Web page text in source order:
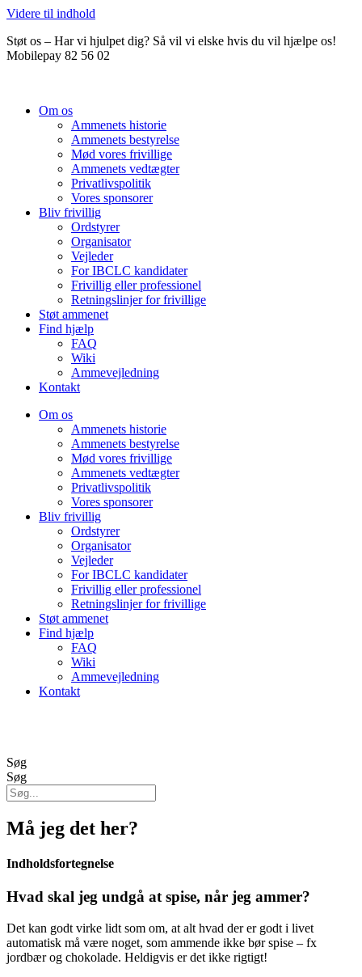
Videre til indhold
Støt os – Har vi hjulpet dig? Så vil vi elske hvis du vil hjælpe os!
Mobilepay 82 56 02
Om os
Ammenets historie
Ammenets bestyrelse
Mød vores frivillige
Ammenets vedtægter
Privatlivspolitik
Vores sponsorer
Bliv frivillig
Ordstyrer
Organisator
Vejleder
For IBCLC kandidater
Frivillig eller professionel
Retningslinjer for frivillige
Støt ammenet
Find hjælp
FAQ
Wiki
Ammevejledning
Kontakt
Om os
Ammenets historie
Ammenets bestyrelse
Mød vores frivillige
Ammenets vedtægter
Privatlivspolitik
Vores sponsorer
Bliv frivillig
Ordstyrer
Organisator
Vejleder
For IBCLC kandidater
Frivillig eller professionel
Retningslinjer for frivillige
Støt ammenet
Find hjælp
FAQ
Wiki
Ammevejledning
Kontakt
Søg
Søg
Må jeg det her?
Indholdsfortegnelse
Hvad skal jeg undgå at spise, når jeg ammer?
Det kan godt virke lidt som om, at alt hvad der er godt i livet
automatisk må være noget, som ammende ikke bør spise – fx
jordbær og chokolade. Heldigvis er det ikke rigtigt!